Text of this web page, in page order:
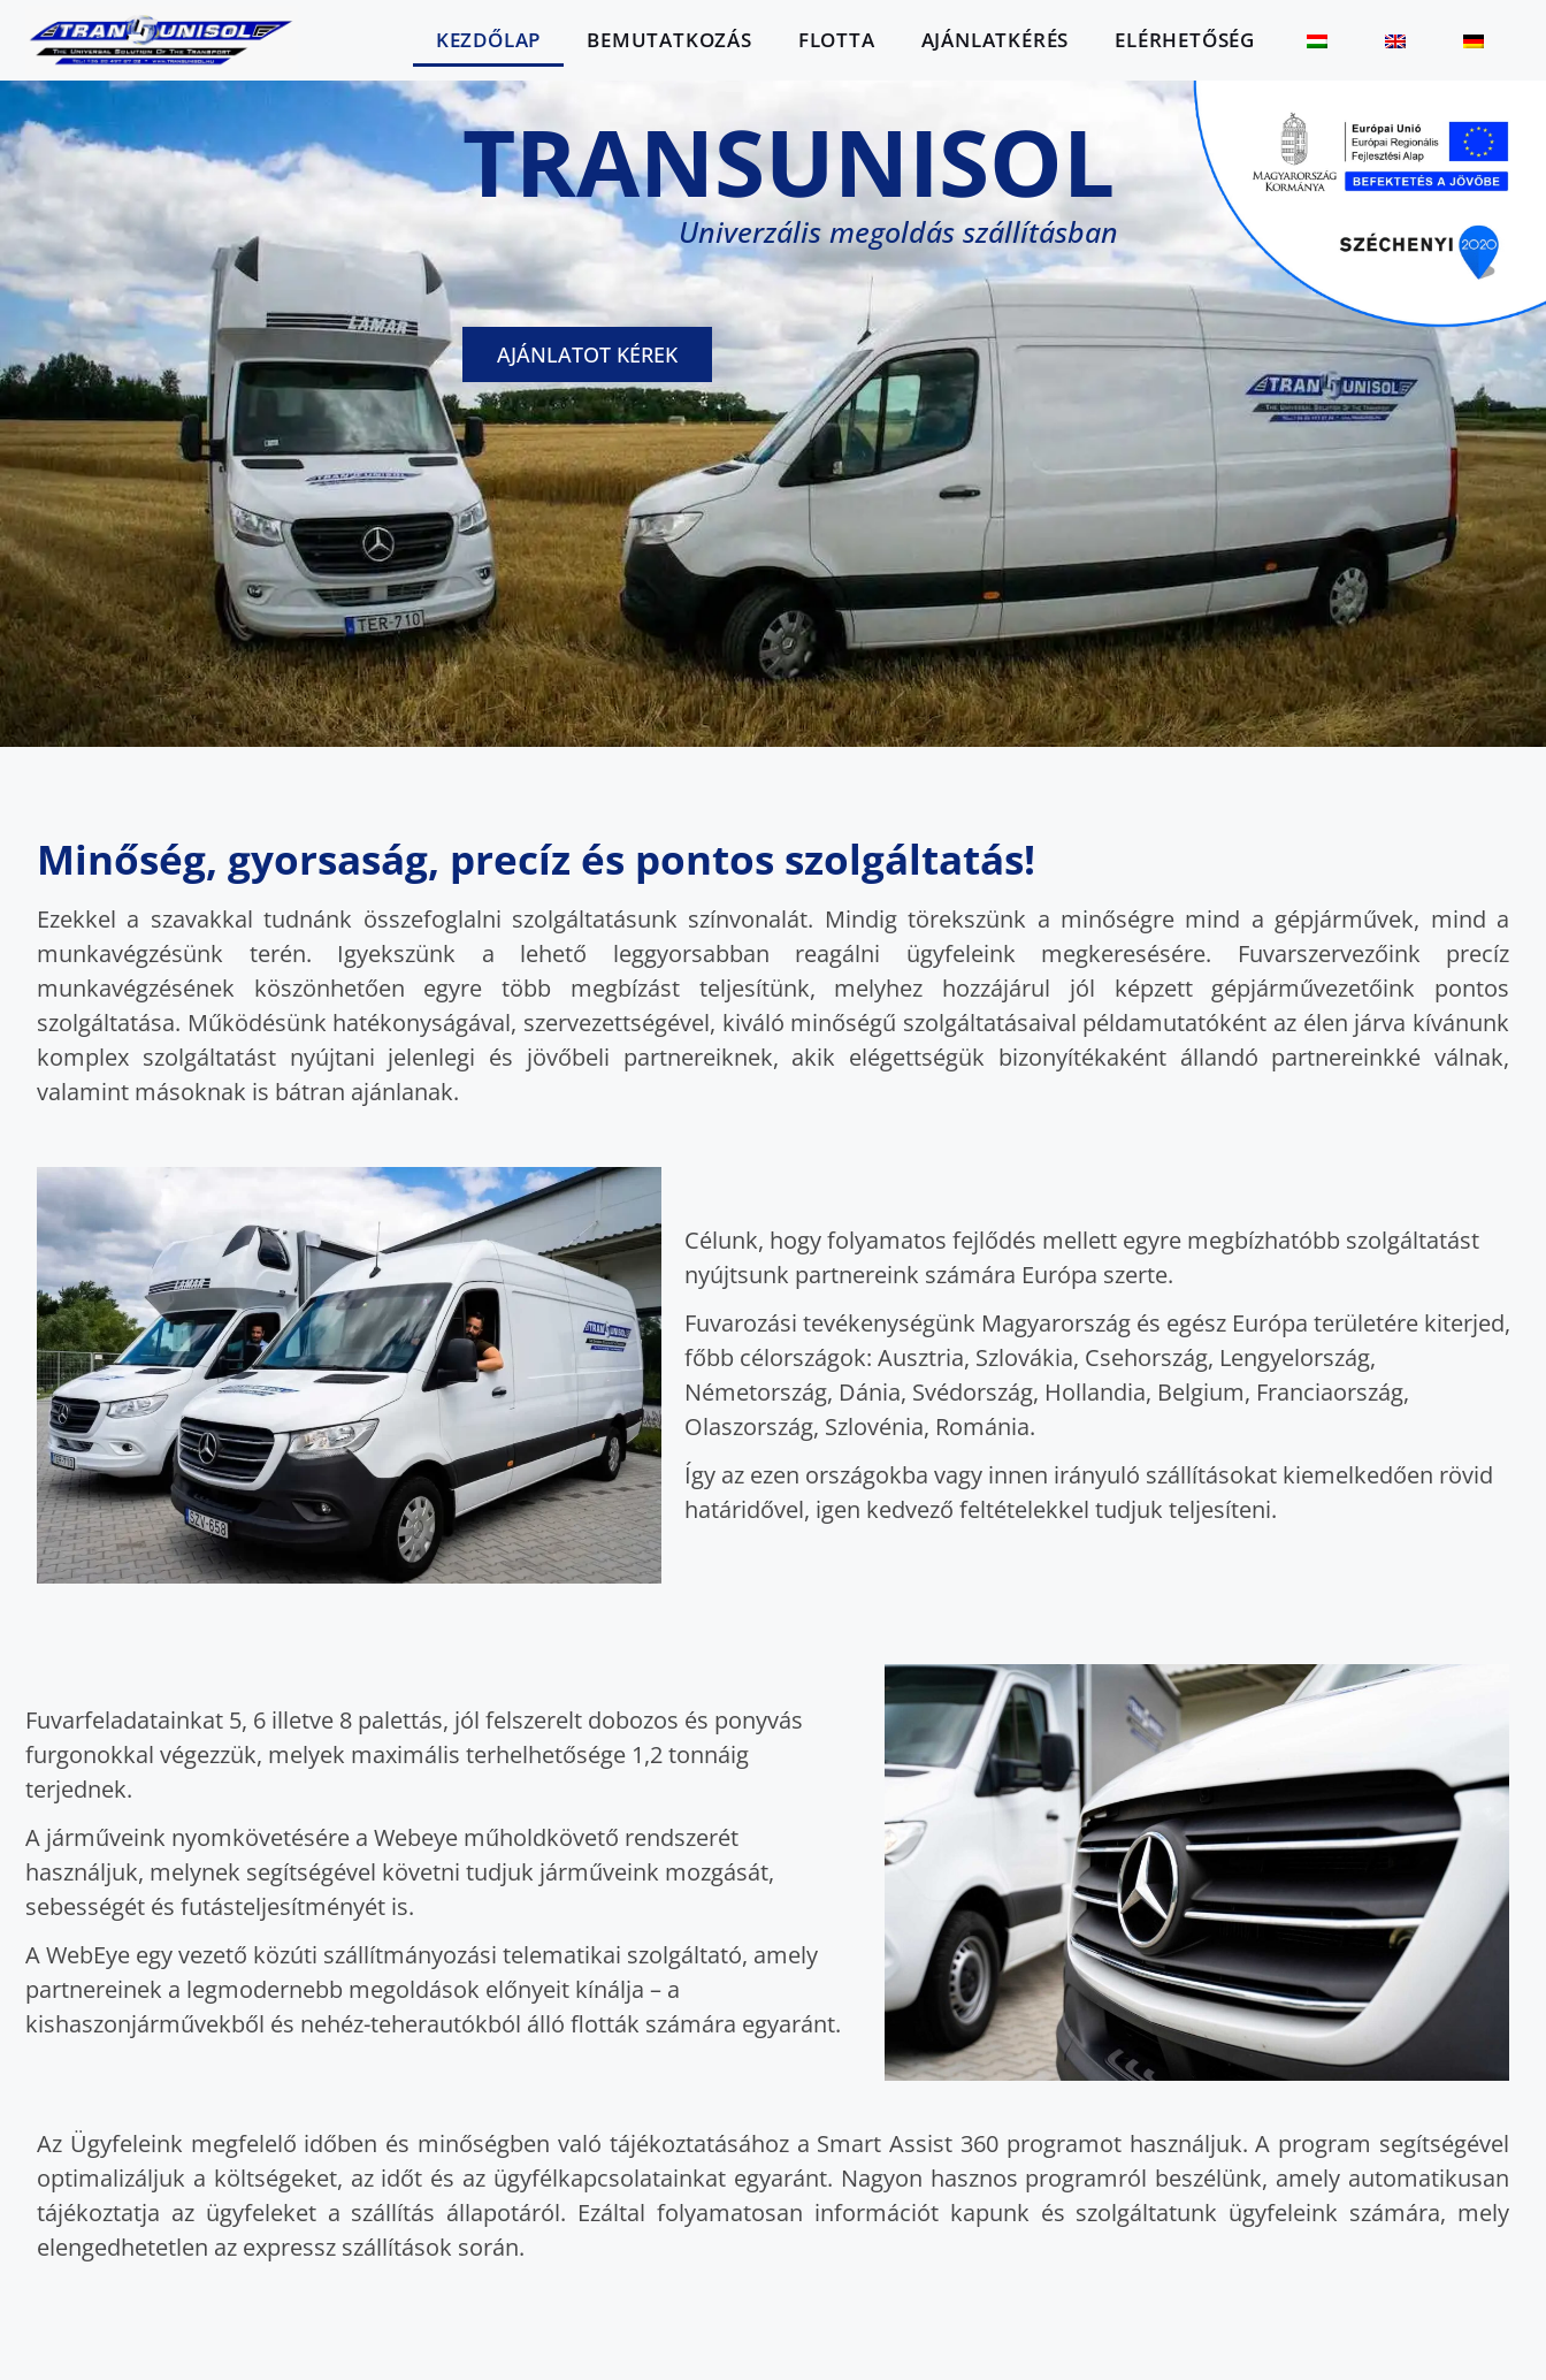
KEZDŐLAP BEMUTATKOZÁS FLOTTA AJÁNLATKÉRÉS ELÉRHETŐSÉG
TRANSUNISOL
Univerzális megoldás szállításban
AJÁNLATOT KÉREK
Minőség, gyorsaság, precíz és pontos szolgáltatás!
Ezekkel a szavakkal tudnánk összefoglalni szolgáltatásunk színvonalát. Mindig törekszünk a minőségre mind a gépjárművek, mind a
munkavégzésünk terén. Igyekszünk a lehető leggyorsabban reagálni ügyfeleink megkeresésére. Fuvarszervezőink precíz
munkavégzésének köszönhetően egyre több megbízást teljesítünk, melyhez hozzájárul jól képzett gépjárművezetőink pontos
szolgáltatása. Működésünk hatékonyságával, szervezettségével, kiváló minőségű szolgáltatásaival példamutatóként az élen járva kívánunk
komplex szolgáltatást nyújtani jelenlegi és jövőbeli partnereiknek, akik elégettségük bizonyítékaként állandó partnereinkké válnak,
valamint másoknak is bátran ajánlanak.
Célunk, hogy folyamatos fejlődés mellett egyre megbízhatóbb szolgáltatást
nyújtsunk partnereink számára Európa szerte.
Fuvarozási tevékenységünk Magyarország és egész Európa területére kiterjed,
főbb célországok: Ausztria, Szlovákia, Csehország, Lengyelország,
Németország, Dánia, Svédország, Hollandia, Belgium, Franciaország,
Olaszország, Szlovénia, Románia.
Így az ezen országokba vagy innen irányuló szállításokat kiemelkedően rövid
határidővel, igen kedvező feltételekkel tudjuk teljesíteni.
Fuvarfeladatainkat 5, 6 illetve 8 palettás, jól felszerelt dobozos és ponyvás
furgonokkal végezzük, melyek maximális terhelhetősége 1,2 tonnáig
terjednek.
A járműveink nyomkövetésére a Webeye műholdkövető rendszerét
használjuk, melynek segítségével követni tudjuk járműveink mozgását,
sebességét és futásteljesítményét is.
A WebEye egy vezető közúti szállítmányozási telematikai szolgáltató, amely
partnereinek a legmodernebb megoldások előnyeit kínálja – a
kishaszonjárművekből és nehéz-teherautókból álló flották számára egyaránt.
Az Ügyfeleink megfelelő időben és minőségben való tájékoztatásához a Smart Assist 360 programot használjuk. A program segítségével
optimalizáljuk a költségeket, az időt és az ügyfélkapcsolatainkat egyaránt. Nagyon hasznos programról beszélünk, amely automatikusan
tájékoztatja az ügyfeleket a szállítás állapotáról. Ezáltal folyamatosan információt kapunk és szolgáltatunk ügyfeleink számára, mely
elengedhetetlen az expressz szállítások során.